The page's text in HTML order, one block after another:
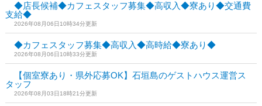
◆店長候補◆カフェスタッフ募集◆高収入◆寮あり◆交通費
支給◆
2026年08月06日10時34分更新
◆カフェスタッフ募集◆高収入◆高時給◆寮あり◆
2026年08月06日10時33分更新
【個室寮あり・県外応募OK】石垣島のゲストハウス運営ス
タッフ
2026年08月03日18時21分更新